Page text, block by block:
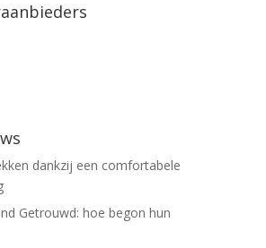
dankzij een comfortabele
Getrouwd: hoe begon hun